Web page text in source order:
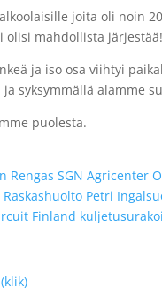
joita oli noin
olisi mahdollista
ja iso osa viihtyi
syksymmällä alamme
puolesta.
Rengas SGN Agricenter
Raskashuolto Petri
Finland
(klik)